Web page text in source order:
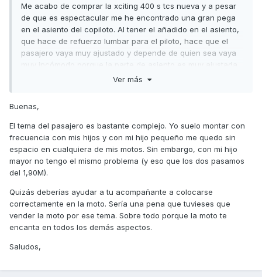
Me acabo de comprar la xciting 400 s tcs nueva y a pesar
de que es espectacular me he encontrado una gran pega
en el asiento del copiloto. Al tener el añadido en el asiento,
que hace de refuerzo lumbar para el piloto, hace que el
pasajero vaya muy ajustado y depende de quien sea vaya
muy incómodo porque la parte de asiento es muy ajustada
y las piernas pasan por encima del añadido que he
Es una pena porque tiene 2 días, 200 km y ya estoy
alguno de vosotros os habéis encontrado con el mismo
problema y si se ha podido dar una solución para evitar
cambiarla.
Por otro lado en caso de venderla no sé si alguien lo ha
perder demasiado dinero.
Ver más
Buenas,
El tema del pasajero es bastante complejo. Yo suelo montar con
frecuencia con mis hijos y con mi hijo pequeño me quedo sin
espacio en cualquiera de mis motos. Sin embargo, con mi hijo
mayor no tengo el mismo problema (y eso que los dos pasamos
del 1,90M).
Quizás deberías ayudar a tu acompañante a colocarse
correctamente en la moto. Sería una pena que tuvieses que
vender la moto por ese tema. Sobre todo porque la moto te
encanta en todos los demás aspectos.
Saludos,